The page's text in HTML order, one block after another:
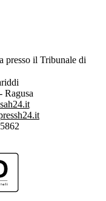
presso il Tribunale di
Ragusa